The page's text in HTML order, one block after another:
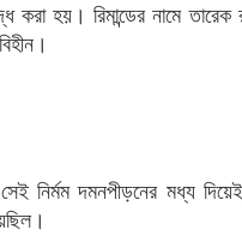
হয়। রিমান্ডের নামে তারেক
নির্মম দমনপীড়নের মধ্য